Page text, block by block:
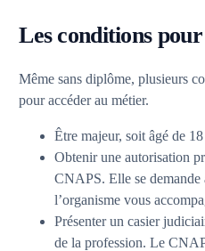
Les conditions
Même sans diplôme, plusieurs
pour accéder au métier.
Être majeur, soit âgé de
Obtenir une autorisation
CNAPS. Elle se demande
l’organisme vous
Présenter un casier
de la profession. Le